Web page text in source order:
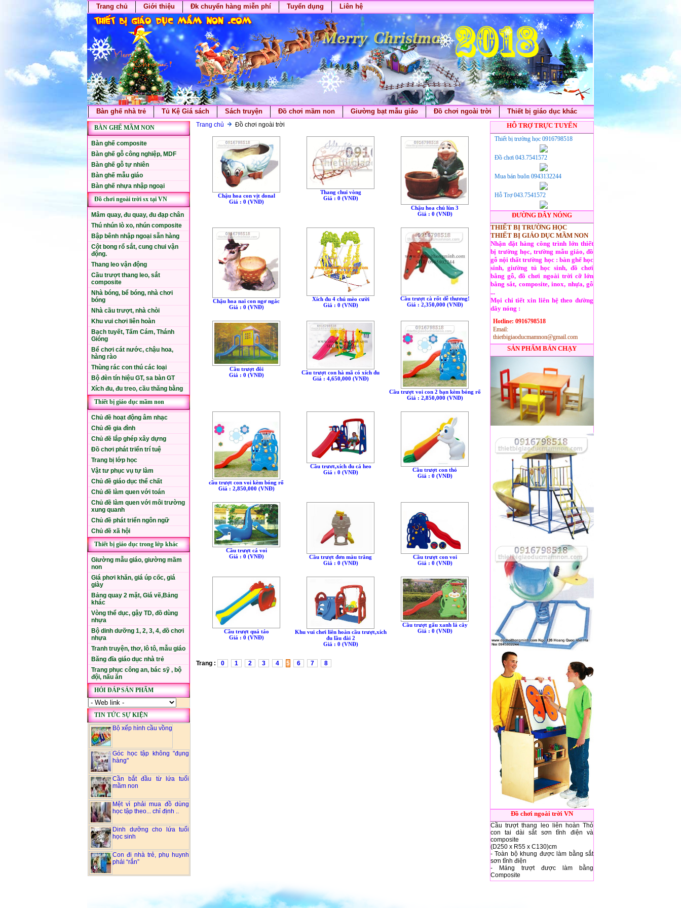
Trang chủ Giới thiệu Đk chuyển hàng miễn phí Tuyển dụng Liên hệ
Bàn ghế nhà trẻ Tủ Kệ Giá sách Sách truyện Đồ chơi mầm non Giường bạt mẫu giáo Đồ chơi ngoài trời Thiết bị giáo dục khác
BÀN GHẾ MẦM NON
Bàn ghế composite
Bàn ghế gỗ công nghiệp, MDF
Bàn ghế gỗ tự nhiên
Bàn ghế mẫu giáo
Bàn ghế nhựa nhập ngoại
Đồ chơi ngoài trời sx tại VN
Mâm quay, đu quay, đu đạp chân
Thú nhún lò xo, nhún composite
Bập bênh nhập ngoại sẵn hàng
Cột bong rổ sắt, cung chui vận
động.
Thang leo vận động
Cầu trượt thang leo, sắt
composite
Nhà bóng, bể bóng, nhà chơi
bóng
Nhà cầu trượt, nhà chòi
Khu vui chơi liên hoàn
Bạch tuyết, Tấm Cám, Thánh
Gióng
Bể chơi cát nước, chậu hoa,
hàng rào
Thùng rác con thú các loại
Bộ đèn tín hiệu GT, sa bàn GT
Xích đu, đu treo, cầu thăng bằng
Thiết bị giáo dục mầm non
Chủ đề hoạt động âm nhạc
Chủ đề gia đình
Chủ đề lắp ghép xây dựng
Đồ chơi phát triển trí tuệ
Trang bị lớp học
Vật tư phục vụ tự làm
Chủ đề giáo dục thể chất
Chủ đề làm quen với toán
Chủ đề làm quen với môi trường
xung quanh
Chủ đề phát triển ngôn ngữ
Chủ đề xã hội
Thiết bị giáo dục trong lớp khác
Giường mẫu giáo, giường mầm
non
Giá phơi khăn, giá úp cốc, giá
giày
Bảng quay 2 mặt, Giá vẽ,Bảng
khác
Vòng thể dục, gậy TD, đồ dùng
nhựa
Bộ dinh dưỡng 1, 2, 3, 4, đồ chơi
nhựa
Tranh truyện, thơ, lô tô, mẫu giáo
Băng đĩa giáo dục nhà trẻ
Trang phục công an, bác sỹ , bộ
đội, nấu ăn
HỎI ĐÁP SẢN PHẨM
TIN TỨC SỰ KIỆN
Bộ xếp hình cầu vồng
Góc học tập không "đụng
hàng"
Cần bắt đầu từ lứa tuổi
mầm non
Mệt vì phải mua đồ dùng
học tập theo... chỉ định ..
Dinh dưỡng cho lứa tuổi
học sinh
Con đi nhà trẻ, phụ huynh
phải “rắn”
Trang chủ Đồ chơi ngoài trời
Chậu hoa con vịt donal
Giá : 0 (VNÐ)
Thang chui vòng
Giá : 0 (VNÐ)
Chậu hoa chú lùn 3
Giá : 0 (VNÐ)
Chậu hoa nai con ngơ ngác
Giá : 0 (VNÐ)
Xích đu 4 chú mèo cười
Giá : 0 (VNÐ)
Cầu trượt cà rốt dễ thương!
Giá : 2,350,000 (VNÐ)
Cầu trượt đôi
Giá : 0 (VNÐ)
Cầu trượt con hà mã có xích đu
Giá : 4,650,000 (VNÐ)
Cầu trượt voi con 2 bạn kèm bóng rổ
Giá : 2,850,000 (VNÐ)
cầu trượt con voi kèm bóng rổ
Giá : 2,850,000 (VNÐ)
Cầu trươt,xích đu cá heo
Giá : 0 (VNÐ)
Cầu trượt con thỏ
Giá : 0 (VNÐ)
Cầu trượt cá voi
Giá : 0 (VNÐ)
Cầu trượt đơn màu trắng
Giá : 0 (VNÐ)
Cầu trượt con voi
Giá : 0 (VNÐ)
Cầu trượt quả táo
Giá : 0 (VNÐ)
Khu vui chơi liên hoàn cầu trượt,xích
đu lầu đài 2
Giá : 0 (VNÐ)
Cầu trượt gấu xanh lá cây
Giá : 0 (VNÐ)
Trang : 0 1 2 3 4 5 6 7 8
HỖ TRỢ TRỰC TUYẾN
Thiết bị trường học 0916798518
Đồ chơi 043.7541572
Mua bán buôn 0943132244
Hỗ Trợ 043.7541572
ĐƯỜNG DÂY NÓNG
THIẾT BỊ TRƯỜNG HỌC
THIẾT BỊ GIÁO DỤC MẦM NON
Nhận đặt hàng công trình lớn thiết
bị trường học, trường mẫu giáo, đồ
gỗ nội thất trường học : bàn ghế học
sinh, giường tủ học sinh, đồ chơi
bằng gỗ, đồ chơi ngoài trời cỡ lớn
bằng sắt, composite, inox, nhựa, gỗ
...
Mọi chi tiết xin liên hệ theo đường
dây nóng :
Hotline: 0916798518
Email:
thietbigiaoducmamnon@gmail.com
SẢN PHẨM BÁN CHẠY
Đồ chơi ngoài trời VN
Cầu trượt thang leo liên hoàn Thỏ
con tai dài sắt sơn tĩnh điện và
composite
(D250 x R55 x C130)cm
- Toàn bộ khung được làm bằng sắt
sơn tĩnh điện
- Máng trượt được làm bằng
Composite